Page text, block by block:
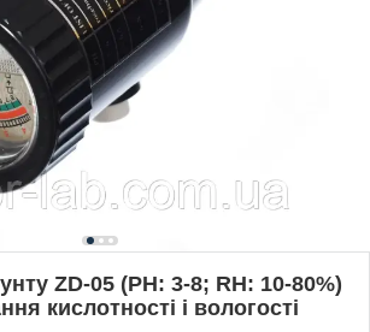
ZD-05 (РН: 3-8; RH: 10-80%)
кислотності і вологості